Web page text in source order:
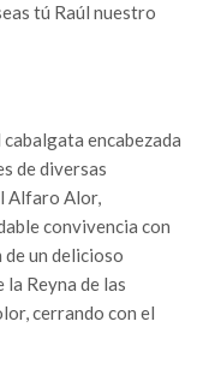
tú Raúl nuestro
encabezada
de diversas
Alfaro Alor,
convivencia con
un delicioso
Reyna de las
cerrando con el